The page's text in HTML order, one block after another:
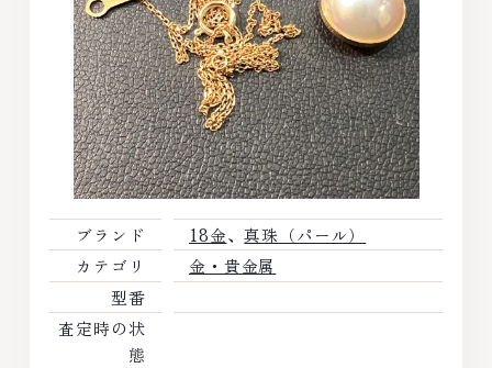
ブランド 18金、真珠（パール）
カテゴリ
金・貴金属
型番
査定時の状
態